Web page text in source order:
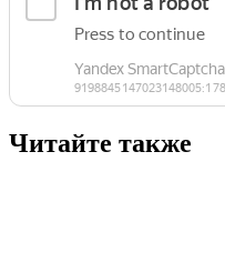
Читайте также